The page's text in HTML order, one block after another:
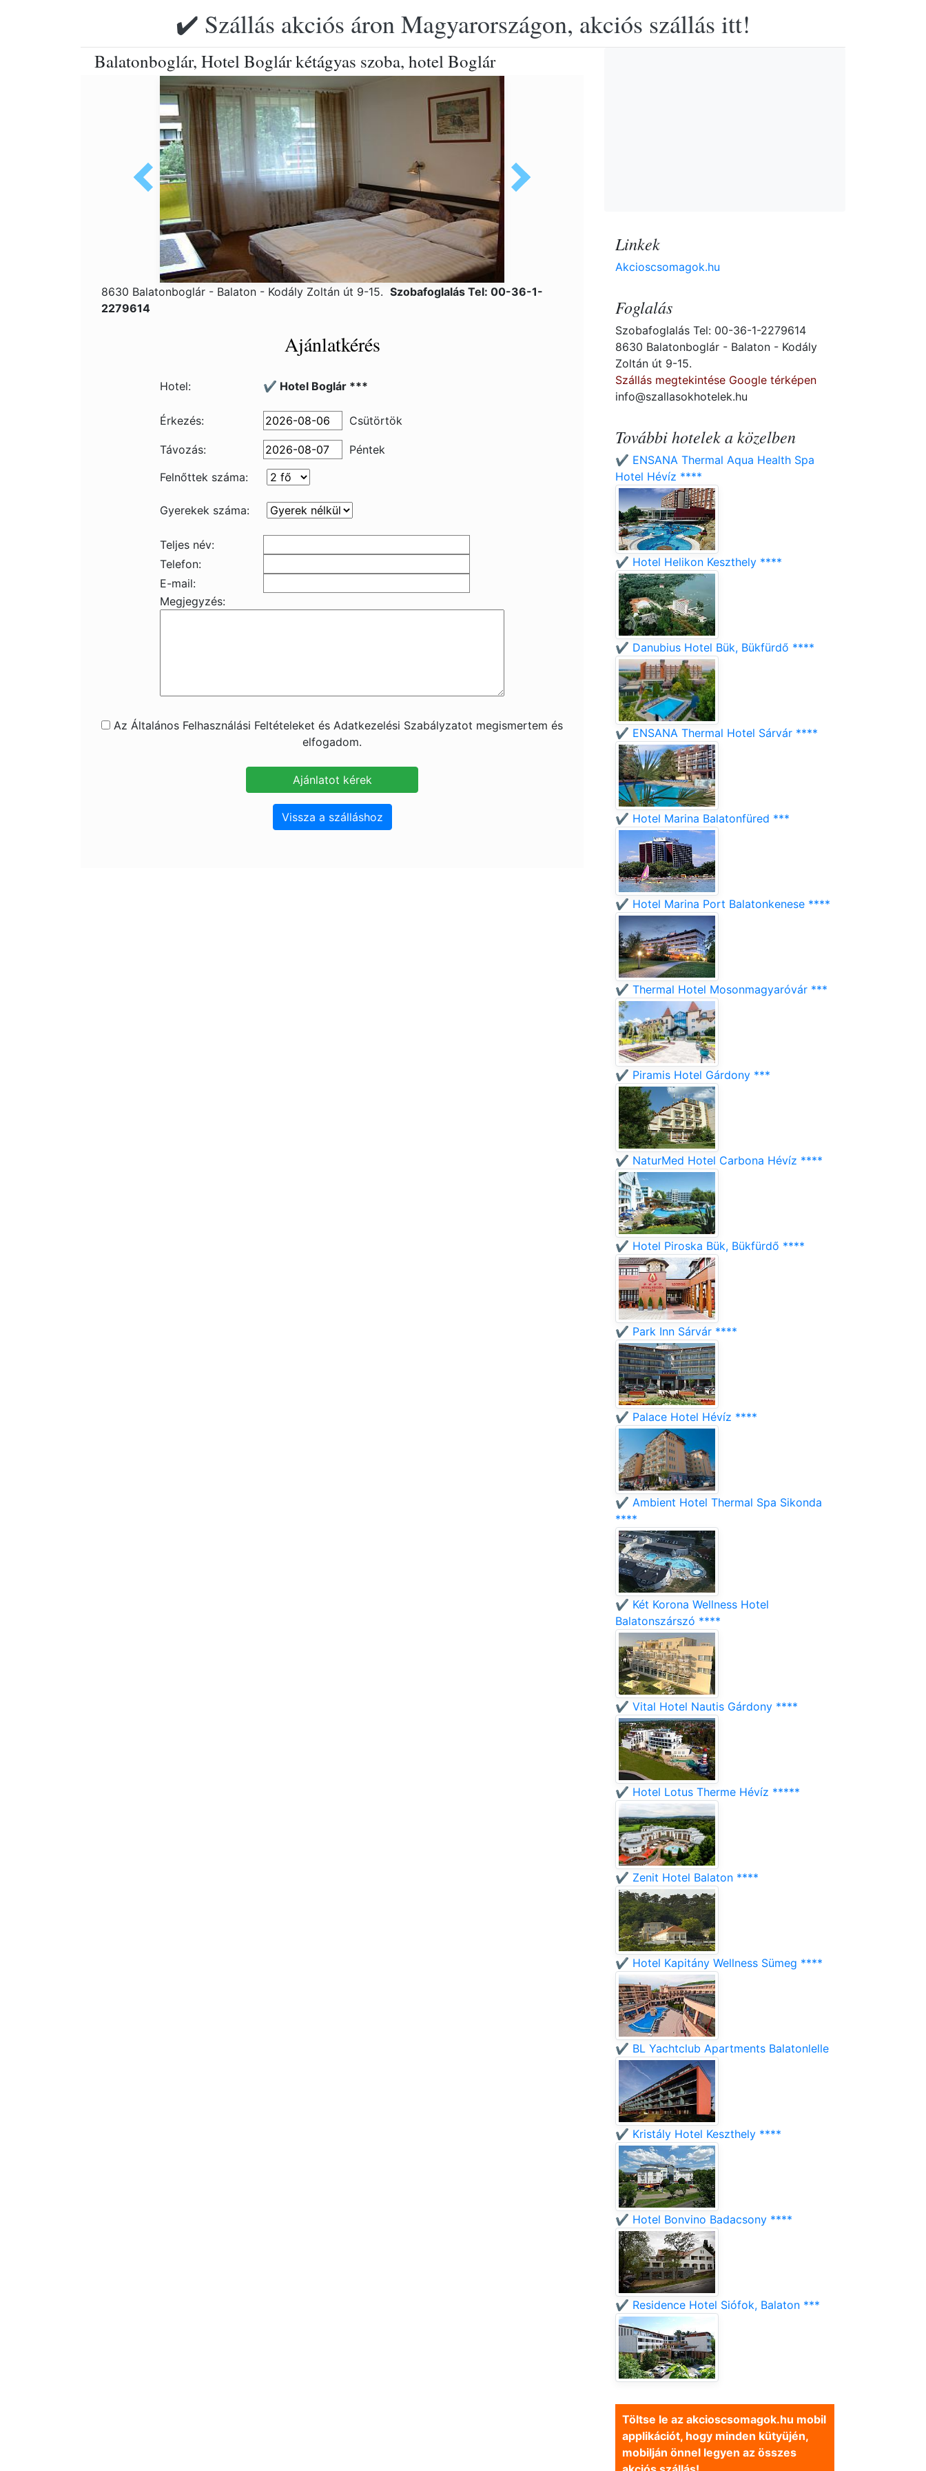
✔️ Szállás akciós áron Magyarországon, akciós szállás itt!
Balatonboglár, Hotel Boglár kétágyas szoba, hotel Boglár
8630 Balatonboglár - Balaton - Kodály Zoltán út 9-15. Szobafoglalás Tel: 00-36-1-
2279614
Ajánlatkérés
Hotel: ✔️ Hotel Boglár ***
Érkezés: Csütörtök
Távozás:
Péntek
Felnőttek száma:
Gyerekek száma:
Teljes név:
Telefon:
E-mail:
Megjegyzés:
Az Általános Felhasználási Feltételeket és Adatkezelési Szabályzatot megismertem és
elfogadom.
Vissza a szálláshoz
Linkek
Akcioscsomagok.hu
Foglalás
Szobafoglalás Tel: 00-36-1-2279614
8630 Balatonboglár - Balaton - Kodály
Zoltán út 9-15.
Szállás megtekintése Google térképen
info@szallasokhotelek.hu
További hotelek a közelben
✔️ ENSANA Thermal Aqua Health Spa
Hotel Hévíz ****
✔️ Hotel Helikon Keszthely ****
✔️ Danubius Hotel Bük, Bükfürdő ****
✔️ ENSANA Thermal Hotel Sárvár ****
✔️ Hotel Marina Balatonfüred ***
✔️ Hotel Marina Port Balatonkenese ****
✔️ Thermal Hotel Mosonmagyaróvár ***
✔️ Piramis Hotel Gárdony ***
✔️ NaturMed Hotel Carbona Hévíz ****
✔️ Hotel Piroska Bük, Bükfürdő ****
✔️ Park Inn Sárvár ****
✔️ Palace Hotel Hévíz ****
✔️ Ambient Hotel Thermal Spa Sikonda
****
✔️ Két Korona Wellness Hotel
Balatonszárszó ****
✔️ Vital Hotel Nautis Gárdony ****
✔️ Hotel Lotus Therme Hévíz *****
✔️ Zenit Hotel Balaton ****
✔️ Hotel Kapitány Wellness Sümeg ****
✔️ BL Yachtclub Apartments Balatonlelle
✔️ Kristály Hotel Keszthely ****
✔️ Hotel Bonvino Badacsony ****
✔️ Residence Hotel Siófok, Balaton ***
Töltse le az akcioscsomagok.hu mobil
applikációt, hogy minden kütyüjén,
mobilján önnel legyen az összes